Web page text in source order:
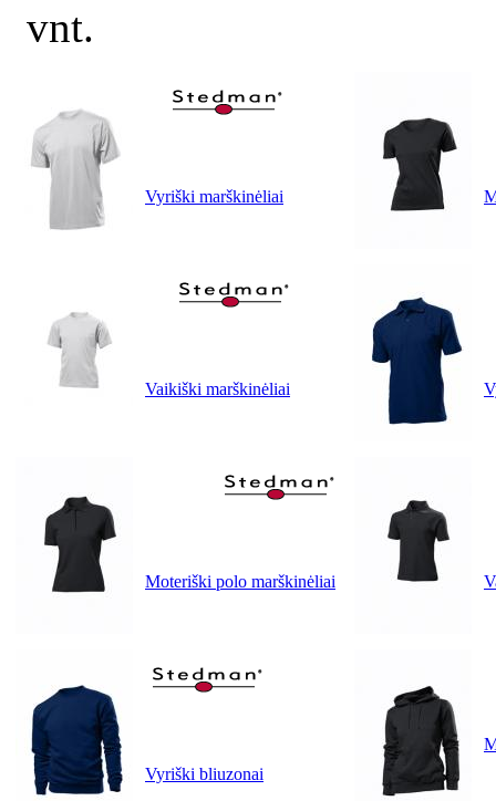
vnt.
Vyriški marškinėliai
Vaikiški marškinėliai
Moteriški polo marškinėliai
Vyriški bliuzonai